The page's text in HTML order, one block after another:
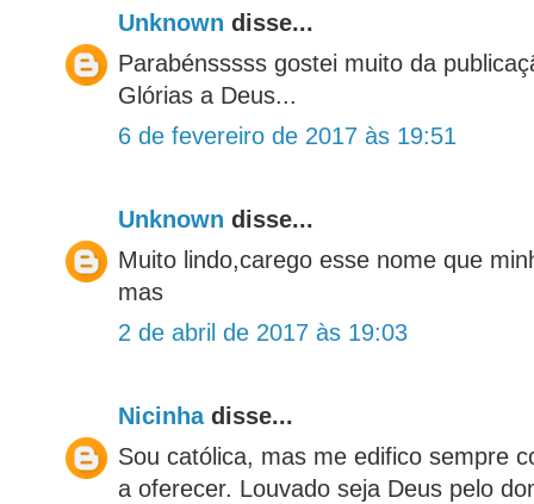
Unknown disse...
Parabénsssss gostei muito da
Glórias a Deus...
6 de fevereiro de 2017 às 19:51
Unknown disse...
Muito lindo,carego esse nome que
mas
2 de abril de 2017 às 19:03
Nicinhadisse...
Sou católica, mas me edifico sempre
a oferecer. Louvado seja Deus pelo